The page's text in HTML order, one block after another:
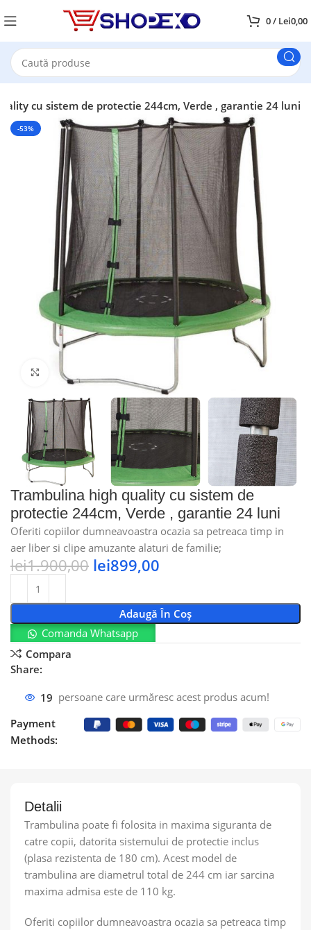
0/ Lei0,00
cu sistem de protectie 244cm, Verde , garantie 24 luni
-53%
Faceți click pentru a mări
Trambulina high quality cu sistem de
protectie 244cm, Verde , garantie 24 luni
Oferiti copiilor dumneavoastra ocazia sa petreaca timp in
aer liber si clipe amuzante alaturi de familie;
lei1.900,00 lei899,00
Adaugă În Coș
Comanda Whatsapp
Compara
Share:
19 persoane care urmăresc acest produs acum!
Payment
Methods:
Detalii
Trambulina poate fi folosita in maxima siguranta de
catre copii, datorita sistemului de protectie inclus
(plasa rezistenta de 180 cm). Acest model de
trambulina are diametrul total de 244 cm iar sarcina
maxima admisa este de 110 kg.
Oferiti copiilor dumneavoastra ocazia sa petreaca timp